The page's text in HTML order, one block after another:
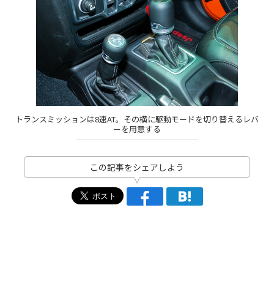
トランスミッションは8速AT。その横に駆動モードを切り替えるレバ
ーを用意する
この記事をシェアしよう